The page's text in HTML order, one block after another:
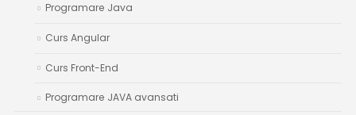
Programare Java
Curs Angular
Curs Front-End
Programare JAVA avansati